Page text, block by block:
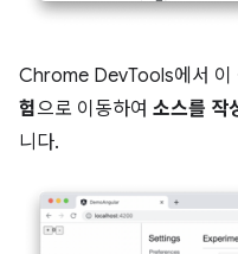
Chrome DevTools에서 이
험으로 이동하여 소스를 작
니다.